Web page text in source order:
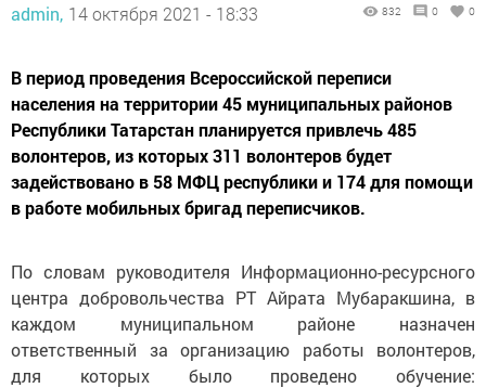
admin, 14 октября 2021 - 18:33 832 0 0
В период проведения Всероссийской переписи
населения на территории 45 муниципальных районов
Республики Татарстан планируется привлечь 485
волонтеров, из которых 311 волонтеров будет
задействовано в 58 МФЦ республики и 174 для помощи
в работе мобильных бригад переписчиков.
По словам руководителя Информационно-ресурсного
центра добровольчества РТ Айрата Мубаракшина, в
каждом муниципальном районе назначен
ответственный за организацию работы волонтеров,
для которых было проведено обучение: